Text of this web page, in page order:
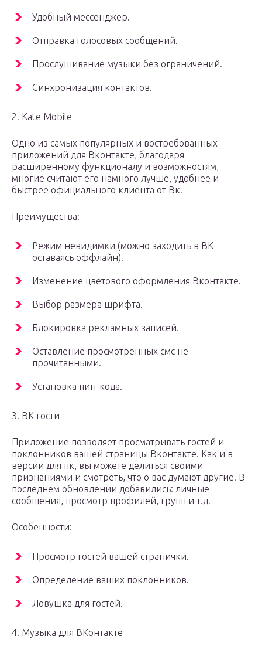
Удобный мессенджер.
Отправка голосовых сообщений.
Прослушивание музыки без ограничений.
Синхронизация контактов.
2. Kate Mobile
Одно из самых популярных и востребованных
приложений для Вконтакте, благодаря
расширенному функционалу и возможностям,
многие считают его намного лучше, удобнее и
быстрее официального клиента от Вк.
Преимущества:
Режим невидимки (можно заходить в ВК
оставаясь оффлайн).
Изменение цветового оформления Вконтакте.
Выбор размера шрифта.
Блокировка рекламных записей.
Оставление просмотренных смс не
прочитанными.
Установка пин-кода.
3. ВК гости
Приложение позволяет просматривать гостей и
поклонников вашей страницы Вконтакте. Как и в
версии для пк, вы можете делиться своими
признаниями и смотреть, что о вас думают другие. В
последнем обновлении добавились: личные
сообщения, просмотр профилей, групп и т.д.
Особенности:
Просмотр гостей вашей странички.
Определение ваших поклонников.
Ловушка для гостей.
4. Музыка для ВКонтакте